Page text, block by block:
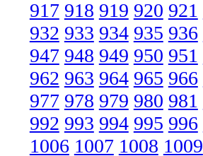
917 918 919 920 921
932 933 934 935 936
947 948 949 950 951
962 963 964 965 966
977 978 979 980 981
992 993 994 995 996
1006 1007 1008 1009